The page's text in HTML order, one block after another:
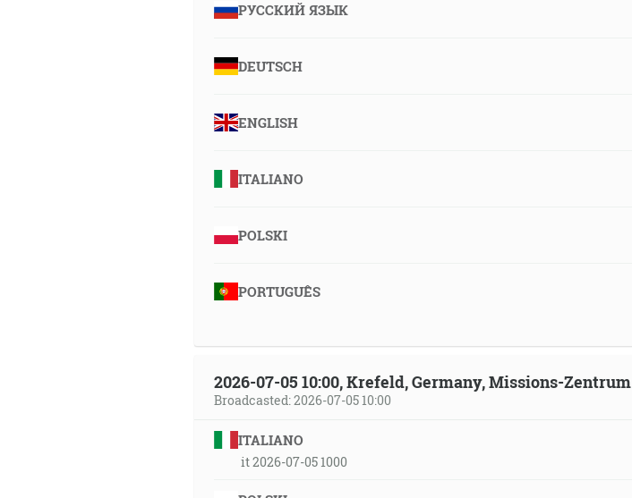
РУССКИЙ ЯЗЫК
DEUTSCH
ENGLISH
ITALIANO
POLSKI
PORTUGUÊS
2026-07-05 10:00, Krefeld, Germany, Missions-Zentrum
Broadcasted: 2026-07-05 10:00
ITALIANO
it 2026-07-05 1000